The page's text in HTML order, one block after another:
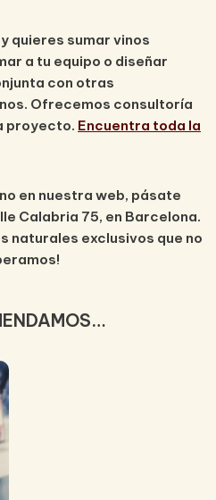
quieres sumar vinos
a tu equipo o diseñar
con otras
Ofrecemos consultoría
proyecto. Encuentra toda la
en nuestra web, pásate
Calabria 75, en Barcelona.
naturales exclusivos que no